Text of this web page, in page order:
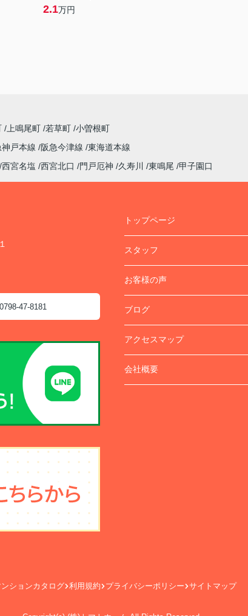
2.1万円
上鳴尾町 若草町 小曽根町
神戸本線 阪急今津線 東海道本線
西宮名塩 西宮北口 門戸厄神 久寿川 東鳴尾 甲子園口
0798-47-8181
トップページ
スタッフ
お客様の声
ブログ
アクセスマップ
会社概要
ンションカタログ 利用規約 プライバシーポリシー サイトマップ